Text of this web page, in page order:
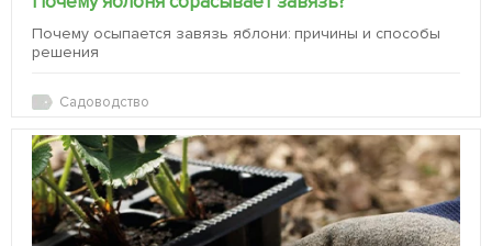
Почему осыпается завязь яблони: причины и способы
решения
Садоводство